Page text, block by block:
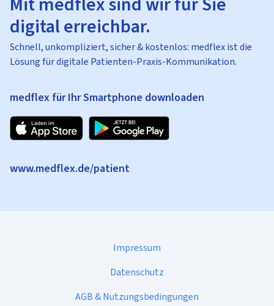
digital erreichbar.
Schnell, unkompliziert, sicher & kostenlos: medflex ist die
Lösung für digitale Patienten-Praxis-Kommunikation.
medflex für Ihr Smartphone downloaden
www.medflex.de/patient
Impressum
Datenschutz
AGB & Nutzungsbedingungen